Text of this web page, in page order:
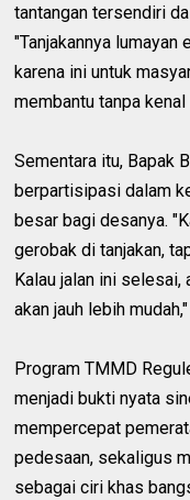
tantangan tersendiri
"Tanjakannya
karena ini untuk
membantu tanpa
Sementara itu, Bapak
berpartisipasi dalam
besar bagi desanya.
gerobak di tanjakan,
Kalau jalan ini
akan jauh lebih
Program TMMD
menjadi bukti nyata
mempercepat
pedesaan, sekaligus
sebagai ciri khas